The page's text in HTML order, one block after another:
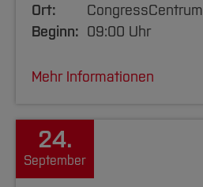
Ort:
CongressCentrum
Beginn: 09:00 Uhr
Mehr Informationen
24.
September